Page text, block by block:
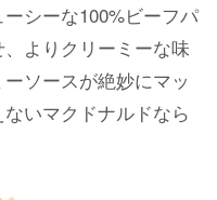
シーな100%ビーフパ
よりクリーミーな味
ソースが絶妙にマッ
いマクドナルドなら